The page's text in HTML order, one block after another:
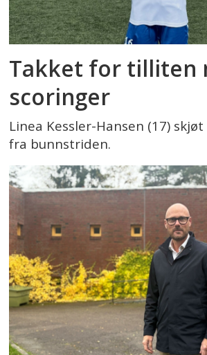
Takket for tilliten
scoringer
Linea Kessler-Hansen (17)
fra bunnstriden.